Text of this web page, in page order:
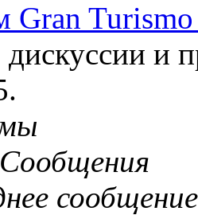
Gran
и
Сообщения
сообщение